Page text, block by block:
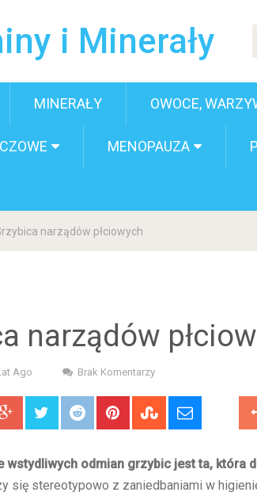
i Minerały
MINERAŁY OWOCE,
MENOPAUZA
narządów płciowych
narządów
Ago Brak Komentarzy
wstydliwych odmian grzybic jest ta, która
się stereotypowo z zaniedbaniami w